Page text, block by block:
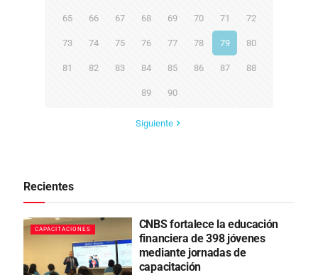
65 66 67 68 69 70 71 72
73 74 75 76 77 78 79 80
81 82 83 84 85 86 87 88
89 90
Siguiente
Recientes
CAPACITACIONES
CNBS fortalece la educación
financiera de 398 jóvenes
mediante jornadas de
capacitación